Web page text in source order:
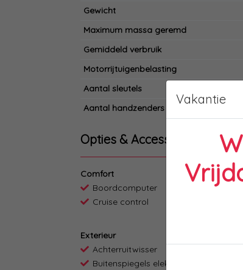
Gewicht
Maximum massa geremd
Gemiddeld verbruik
Motorrijtuigenbelasting
Aantal sleutels
Aantal handzenders
Opties & Accessoires
Comfort
Boordcomputer
Cruise control
Exterieur
Achterruitwisser
Buitenspiegels elektrisch inklapbaar
Vakantie